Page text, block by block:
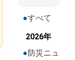
すべて
2026年
防災ニュ